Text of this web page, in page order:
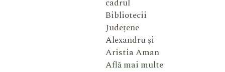
cadrul
Bibliotecii
Județene
Alexandru și
Aristia Aman
Află mai multe